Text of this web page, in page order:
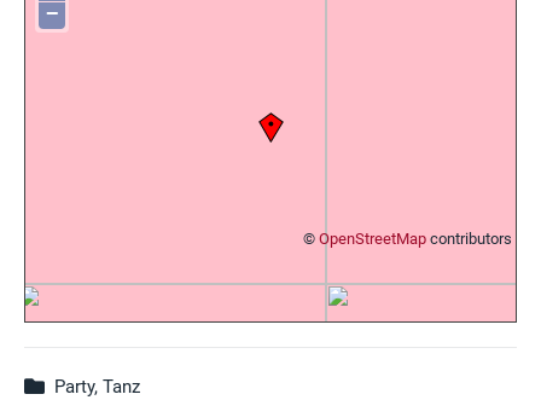
−
© OpenStreetMap contributors
Party, Tanz